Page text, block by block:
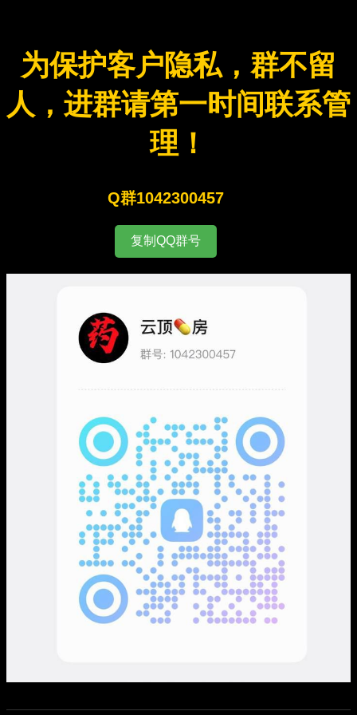
为保护客户隐私，群不留
人，进群请第一时间联系管
理！
Q群1042300457
复制QQ群号